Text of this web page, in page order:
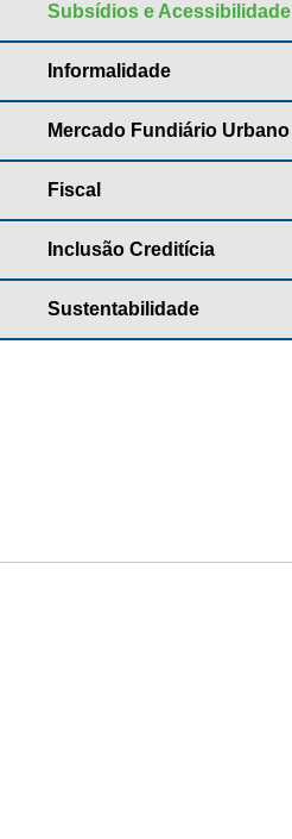
Subsídios e Acessibilidade
Informalidade
Mercado Fundiário Urbano
Fiscal
Inclusão Creditícia
Sustentabilidade